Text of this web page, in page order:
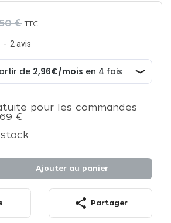
€ TTC
- 2avis
pour les commandes
€
Ajouter au panier
share Partager